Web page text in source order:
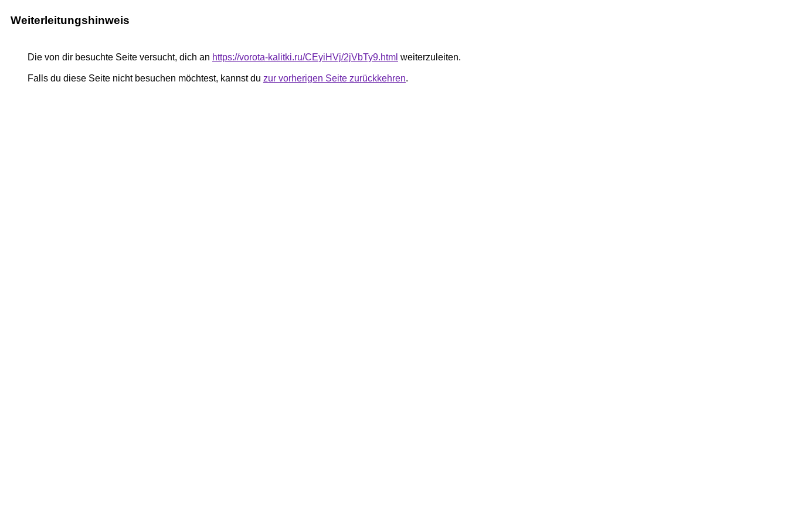
Weiterleitungshinweis
Die von dir besuchte Seite versucht, dich an https://vorota-kalitki.ru/CEyiHVj/2jVbTy9.html weiterzuleiten.
Falls du diese Seite nicht besuchen möchtest, kannst du zur vorherigen Seite zurückkehren.